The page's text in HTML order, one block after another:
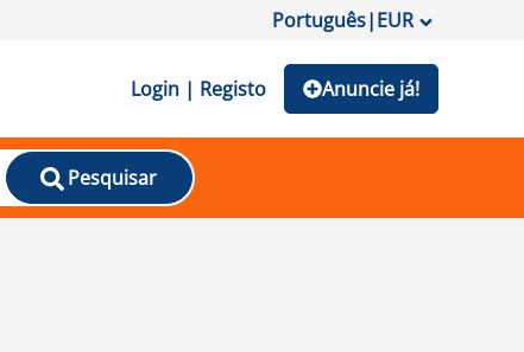
Português|EUR
Login | Registo Anuncie já!
Pesquisar